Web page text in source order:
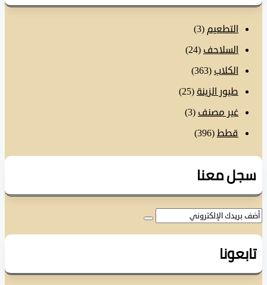
التطعيم(3)
السلاحف(24)
الكلاب(363)
طيور الزينة (25)
غير مصنف(3)
قطط
(396)
معنا